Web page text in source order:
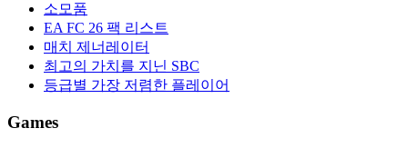
소모품
EA FC 26 팩 리스트
매치 제너레이터
최고의 가치를 지닌 SBC
등급별 가장 저렴한 플레이어
Games